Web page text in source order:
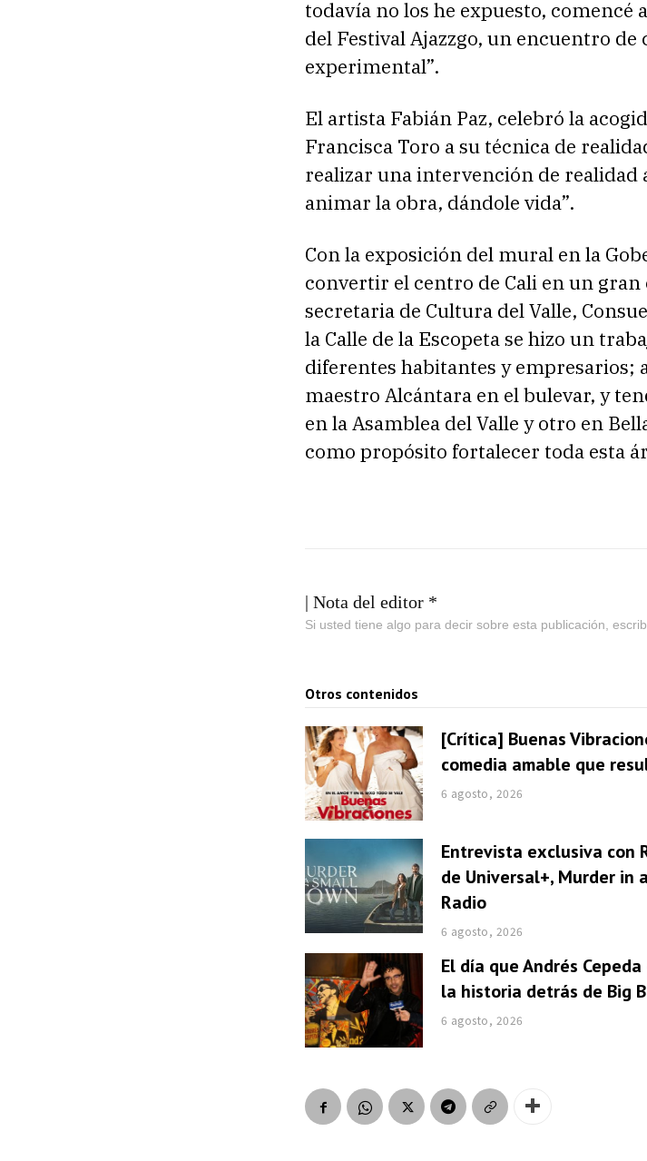
todavía no los he expuesto, comencé
del Festival Ajazzgo, un encuentro de
experimental”.
El artista Fabián Paz, celebró la
Francisca Toro a su técnica de
realizar una intervención de realidad
animar la obra, dándole vida”.
Con la exposición del mural en la
convertir el centro de Cali en un gran
secretaria de Cultura del Valle,
la Calle de la Escopeta se hizo un
diferentes habitantes y empresarios;
maestro Alcántara en el bulevar, y
en la Asamblea del Valle y otro en
como propósito fortalecer toda esta
| Nota del editor *
Si usted tiene algo para decir sobre esta publicación,
Otros contenidos
[Crítica] Buenas
comedia amable que
6 agosto, 2026
Entrevista exclusiva con
de Universal+, Murder in
Radio
6 agosto, 2026
El día que Andrés
la historia detrás de Big
6 agosto, 2026